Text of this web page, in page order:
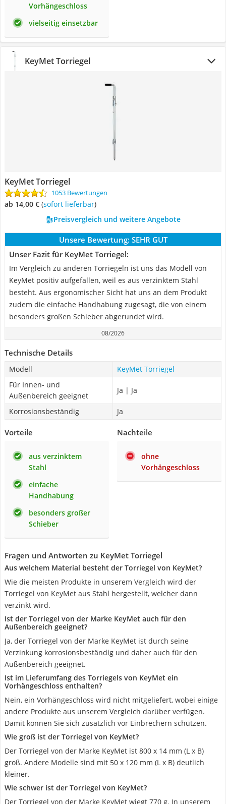
Vorhängeschloss
vielseitig einsetzbar
KeyMet Torriegel
KeyMet Torriegel
1053 Bewertungen
ab 14,00 € ( Sofort lieferbar)
Preisvergleich und weitere Angebote
Unsere Bewertung: SEHR GUT
Unser Fazit für KeyMet Torriegel:
Im Vergleich zu anderen Torriegeln ist uns das Modell von
KeyMet positiv aufgefallen, weil es aus verzinktem Stahl
besteht. Aus ergonomischer Sicht hat uns an dem Produkt
zudem die einfache Handhabung zugesagt, die von einem
besonders großen Schieber abgerundet wird.
08/2026
Technische Details
Modell
KeyMet Torriegel
Für Innen- und
Außenbereich geeignet
Ja | Ja
Korrosionsbeständig Ja
Vorteile
aus verzinktem
Stahl
einfache
Handhabung
besonders großer
Schieber
Nachteile
ohne
Vorhängeschloss
Fragen und Antworten zu KeyMet Torriegel
Aus welchem Material besteht der Torriegel von KeyMet?
Wie die meisten Produkte in unserem Vergleich wird der
Torriegel von KeyMet aus Stahl hergestellt, welcher dann
verzinkt wird.
Ist der Torriegel von der Marke KeyMet auch für den
Außenbereich geeignet?
Ja, der Torriegel von der Marke KeyMet ist durch seine
Verzinkung korrosionsbeständig und daher auch für den
Außenbereich geeignet.
Ist im Lieferumfang des Torriegels von KeyMet ein
Vorhängeschloss enthalten?
Nein, ein Vorhängeschloss wird nicht mitgeliefert, wobei einige
andere Produkte aus unserem Vergleich darüber verfügen.
Damit können Sie sich zusätzlich vor Einbrechern schützen.
Wie groß ist der Torriegel von KeyMet?
Der Torriegel von der Marke KeyMet ist 800 x 14 mm (L x B)
groß. Andere Modelle sind mit 50 x 120 mm (L x B) deutlich
kleiner.
Wie schwer ist der Torriegel von KeyMet?
Der Torriegel von der Marke KeyMet wiegt 770 g. In unserem